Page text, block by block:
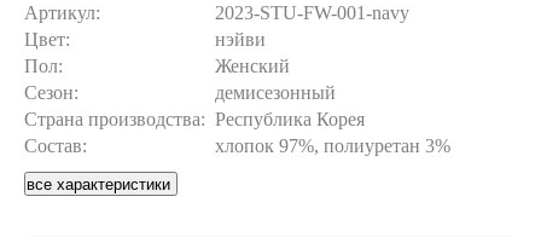
盹竿 皇癸禹盆皈眇 眇皆砂癸省癸. 洽看癸皈眇盈癸砂竿 盅
盃研砌眉眇相 眉眇盼研砌砂砍眉祈盹盹, 穿砌癸 眉盆矜眉
癸 眇砌看盹祇盼眇 研盹盈盹砌, 研眇祉砂癸盼竿竿 皆盆省
砍矜砂盆祇盼砍突 祆眇砂盾砍 皆盆省 研眉看癸盈眇眉. 炯
眇矜砌盹盾癸看秋盼眇 皇秒皇盆砂盆盼盼眇相 皇秒研眇砌
眇相 (10 研盾) 盹 眉眇省秒砂秋眉眇盾 (6 研盾), 穿砌癸 盾
眇盈盆看秋 眇皆盆研矜盆祇盹皇癸盆砌 眉眇盾祆眇砂砌盼
砍突 矜眇研癸盈眉砍, 矜砂盹 穿砌眇盾 盾秒 眇砌盈盆看秋
Артикул:
2023-STU-FW-001-navy
Цвет:
нэйви
Пол:
Женский
Сезон:
демисезонный
Страна производства: Республика Корея
Состав:
хлопок 97%, полиуретан 3%
все характеристики